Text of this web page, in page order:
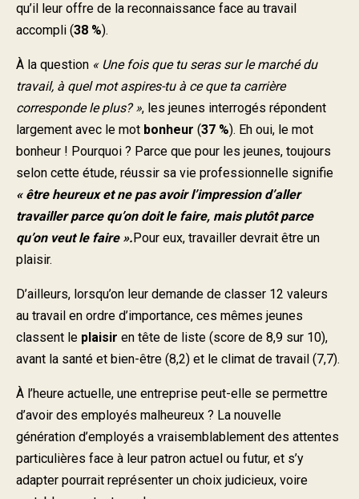
qu’il leur offre de la reconnaissance face au travail
accompli (38 %).
À la question « Une fois que tu seras sur le marché du
travail, à quel mot aspires-tu à ce que ta carrière
corresponde le plus? », les jeunes interrogés répondent
largement avec le mot bonheur (37 %). Eh oui, le mot
bonheur ! Pourquoi ? Parce que pour les jeunes, toujours
selon cette étude, réussir sa vie professionnelle signifie
« être heureux et ne pas avoir l’impression d’aller
travailler parce qu’on doit le faire, mais plutôt parce
qu’on veut le faire ». Pour eux, travailler devrait être un
plaisir.
D’ailleurs, lorsqu’on leur demande de classer 12 valeurs
au travail en ordre d’importance, ces mêmes jeunes
classent le plaisir en tête de liste (score de 8,9 sur 10),
avant la santé et bien-être (8,2) et le climat de travail (7,7).
À l’heure actuelle, une entreprise peut-elle se permettre
d’avoir des employés malheureux ? La nouvelle
génération d’employés a vraisemblablement des attentes
particulières face à leur patron actuel ou futur, et s’y
adapter pourrait représenter un choix judicieux, voire